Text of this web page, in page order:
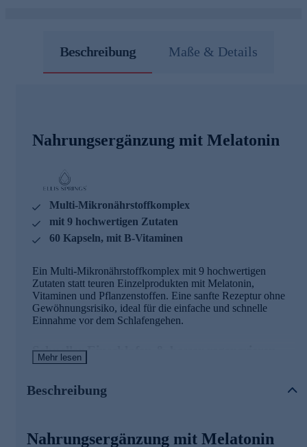
Beschreibung Maße & Details
Nahrungsergänzung mit Melatonin
Multi-Mikronährstoffkomplex
mit 9 hochwertigen Zutaten
60 Kapseln, mit B-Vitaminen
Ein Multi-Mikronährstoffkomplex mit 9 hochwertigen
Zutaten statt teuren Einzelprodukten mit Melatonin,
Vitaminen und Pflanzenstoffen. Eine sanfte Rezeptur ohne
Gewöhnungsrisiko, ideal für die einfache und schnelle
Einnahme vor dem Schlafengehen.
Schneller Einschlafen & besser regenerieren
verkürzen.
Mit Folsäure, Niacin, Vitamin B1, B6 und B12, die zu
können zu einem normalen Energiestoffwechsel
Mehr lesen
Beschreibung
Nahrungsergänzung mit Melatonin